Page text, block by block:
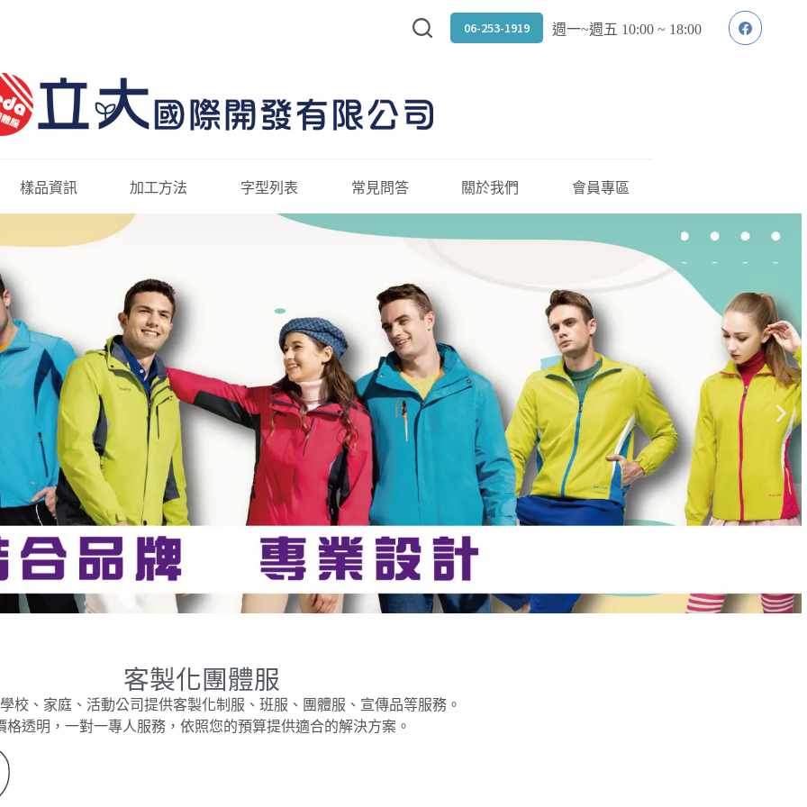
06-253-1919 週一~週五 10:00 ~ 18:00
樣品資訊 加工方法 字型列表 常見問答 關於我們 會員專區
客製化團體服
校、家庭、活動公司提供客製化制服、班服、團體服、宣傳品等服務。
格透明，一對一專人服務，依照您的預算提供適合的解決方案。